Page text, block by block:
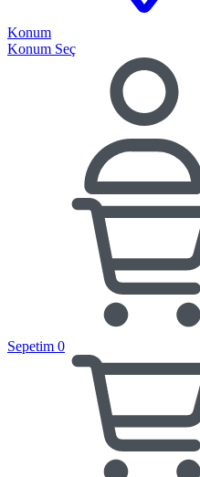
Konum
Konum Seç
Sepetim 0